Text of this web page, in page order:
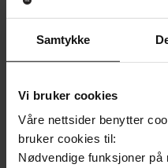
Samtykke
Vi bruker cookies
Våre nettsider benytter
bruker cookies til:
Nødvendige funksjoner på
Minnesota
Jo Nesbø